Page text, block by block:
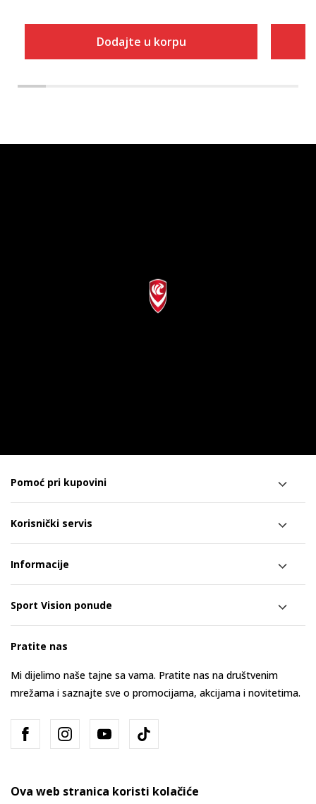
Dodajte u korpu
Pomoć pri kupovini
Korisnički servis
Informacije
Sport Vision ponude
Pratite nas
Mi dijelimo naše tajne sa vama. Pratite nas na društvenim
mrežama i saznajte sve o promocijama, akcijama i novitetima.
Ova web stranica koristi kolačiće